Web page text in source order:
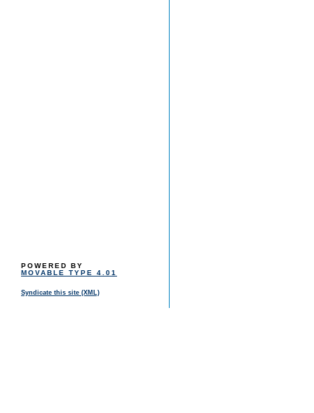
POWERED BY
MOVABLE TYPE 4.01
Syndicate this site (XML)